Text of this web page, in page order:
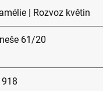
| Rozvoz květin
61/20